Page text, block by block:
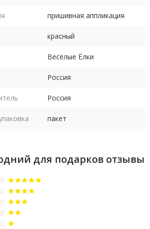
пришивная аппликация
красный
Весёлые Ёлки
Россия
Россия
пакет
для подарков отзывы